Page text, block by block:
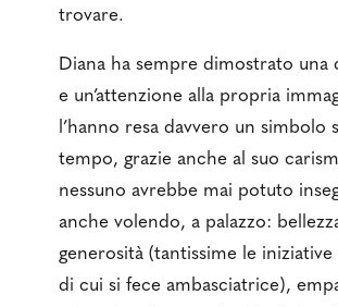
trovare.
Diana ha sempre dimostrato una
e un’attenzione alla propria
l’hanno resa davvero un simbolo
tempo, grazie anche al suo
nessuno avrebbe mai potuto
anche volendo, a palazzo:
generosità (tantissime le
di cui si fece ambasciatrice),